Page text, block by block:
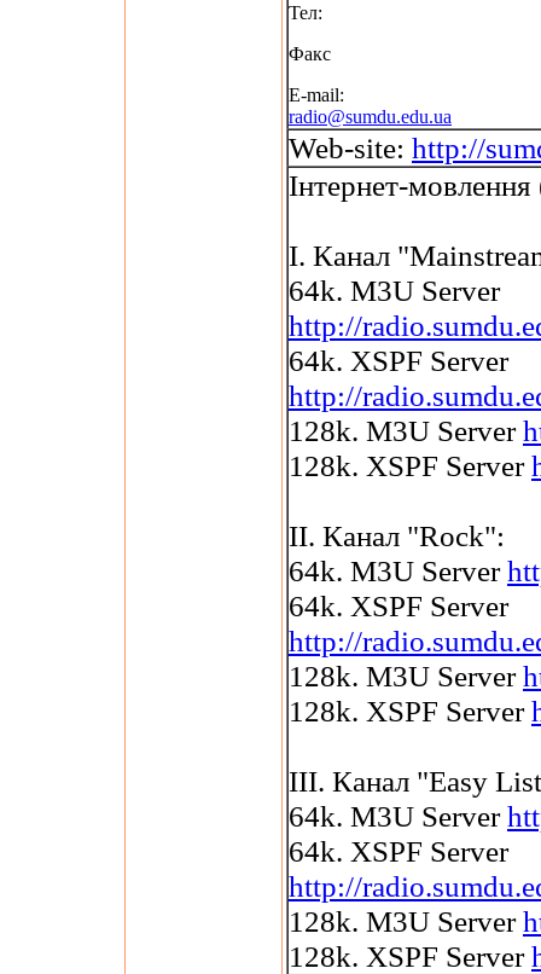
Тел:
Факс
E-mail:
radio@sumdu.edu.ua
Web-site: http://
Інтернет-
I. Канал
64k. M3U Server
http://
64k. XSPF Server
http://
128k. M3U Server
128k. XSPF Server
II. Канал "Rock":
64k. M3U Server
64k. XSPF Server
http://
128k. M3U Server
128k. XSPF Server
III. Канал "Easy
64k. M3U Server
64k. XSPF Server
http://
128k. M3U Server
128k. XSPF Server